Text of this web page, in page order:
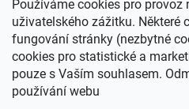
Používáme cookies pro provoz
uživatelského zážitku. Některé
fungování stránky (nezbytné
cookies pro statistické a
pouze s Vaším souhlasem.
používání webu